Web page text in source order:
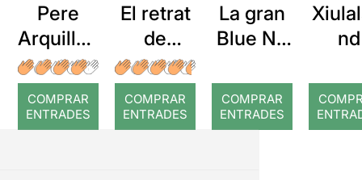
Pere
Arquillué
: Coral
romput
COMPRAR
ENTRADES
El retrat
de
Dorian
Gray
COMPRAR
ENTRADES
La gran
Blue Nit
Brenes
COMPRAR
ENTRADES
nd